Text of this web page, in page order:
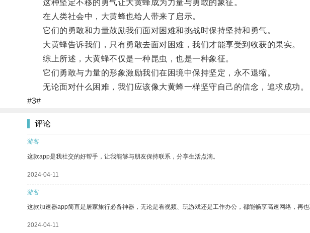
这种坚定不移的勇气让大黄蜂成为力量与勇敢的象征。
在人类社会中，大黄蜂也给人带来了启示。
它们的勇敢和力量鼓励我们面对困难和挑战时保持坚持和勇气。
大黄蜂告诉我们，只有勇敢去面对困难，我们才能享受到收获的果实。
综上所述，大黄蜂不仅是一种昆虫，也是一种象征。
它们勇敢与力量的形象激励我们在困境中保持坚定，永不退缩。
无论面对什么困难，我们应该像大黄蜂一样坚守自己的信念，追求成功。
#3#
评论
游客
这款app是我社交的好帮手，让我能够与朋友保持联系，分享生活点滴。
2024-04-11
游客
这款加速器app简直是居家旅行必备神器，无论是看视频、玩游戏还是工作办公，都能畅享高速网络，再也
2024-04-11